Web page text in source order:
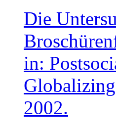
Die
in:
2002.